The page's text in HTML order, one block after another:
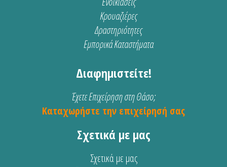
Κρουαζιέρες
Δραστηριότητες
Εμπορικά Καταστήματα
Διαφημιστείτε!
Έχετε Επιχείρηση στη Θάσο;
Καταχωρήστε την επιχείρησή σας
Σχετικά με μας
Σχετικά με μας